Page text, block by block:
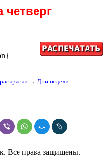
четверг
→ Дни недели
Все права защищены.